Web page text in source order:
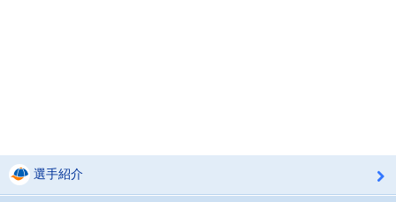
選手紹介